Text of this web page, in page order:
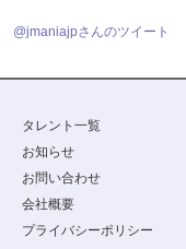
@jmaniajpさんのツイート
タレント一覧
お知らせ
お問い合わせ
会社概要
プライバシーポリシー